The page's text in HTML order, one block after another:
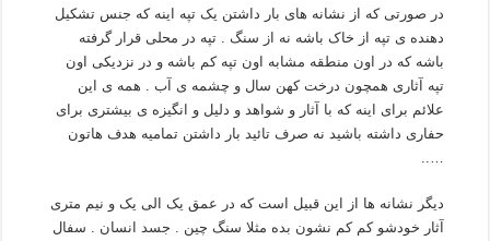
در صورتی که از نشانه های بار داشتن یک تپه اینه که جنس تشکیل
دهنده ی تپه از خاک باشه نه از سنگ . تپه در محلی قرار گرفته
باشه که در اون منطقه مشابه اون تپه کم باشه و در نزدیکی اون
تپه آثاری همچون درخت کهن سال و چشمه ی آب . همه ی این
علائم برای اینه که با آثار و شواهد و دلیل و انگیزه ی بیشتری برای
حفاری داشته باشید نه صرف تائید بار داشتن تمامیه هدف هاتون
دیگر نشانه ها از این قبیل است که در عمق یک الی یک و نیم متری
آثار خودشو کم کم نشون بده مثلا سنگ چین . جسد انسان . سفال